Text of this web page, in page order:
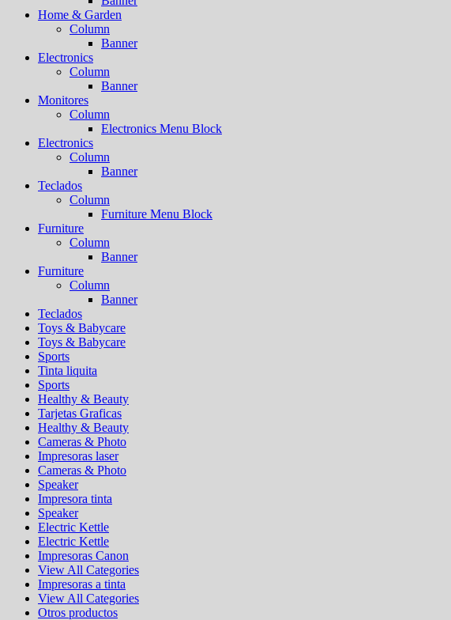
Home & Garden
Column
Banner
Electronics
Column
Banner
Monitores
Column
Electronics Menu Block
Electronics
Column
Banner
Teclados
Column
Furniture Menu Block
Furniture
Column
Banner
Furniture
Column
Banner
Teclados
Toys & Babycare
Toys & Babycare
Sports
Tinta liquita
Sports
Healthy & Beauty
Tarjetas Graficas
Healthy & Beauty
Cameras & Photo
Impresoras laser
Cameras & Photo
Speaker
Impresora tinta
Speaker
Electric Kettle
Electric Kettle
Impresoras Canon
View All Categories
Impresoras a tinta
View All Categories
Otros productos